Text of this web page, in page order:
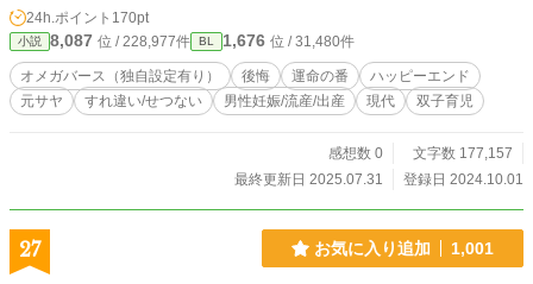
も孕ませる器官を有します。割と普通に同性カップルがいま
す。 ・初投稿ですので、矛盾などはお目溢しいただけると幸
いです。 ・投稿前に何度も確認してはいますが、誤字脱字が
ございましたら申し訳ございません。 ・じれじれ、もだも
だ、すったもんだの挙げ句の元サヤです。苦手な方はこのま
24h.ポイント 170pt
小説 8,087 位 / 228,977件 BL 1,676 位 / 31,480件
オメガバース（独自設定有り） 後悔 運命の番
ハッピーエンド
元サヤ
すれ違い/せつない 男性妊娠/流産/出産 現代 双子育児
感想数 0
文字数 177,157
最終更新日 2025.07.31
登録日 2024.10.01
27 お気に入り追加 1,001